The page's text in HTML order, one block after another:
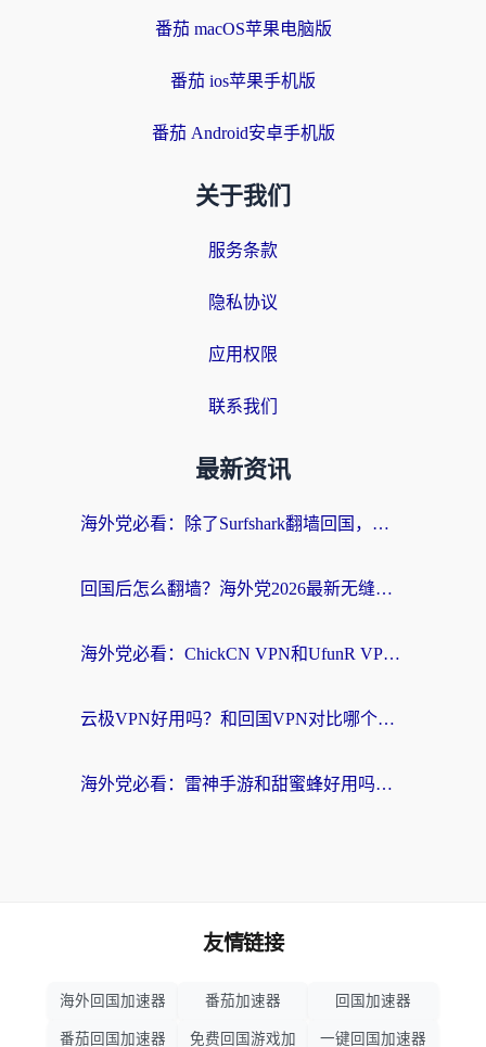
番茄 macOS苹果电脑版
番茄 ios苹果手机版
番茄 Android安卓手机版
关于我们
服务条款
隐私协议
应用权限
联系我们
最新资讯
海外党必看：除了Surfshark翻墙回国，这些加速器选择技巧你真的懂吗？
回国后怎么翻墙？海外党2026最新无缝访问国内资源全攻略（附对比实测）
海外党必看：ChickCN VPN和UfunR VPN对比哪个回国效果更好？附实用选择指南
云极VPN好用吗？和回国VPN对比哪个回国效果更好？海外党亲测避坑指南
海外党必看：雷神手游和甜蜜蜂好用吗？3步选对回国加速器无缝刷国内资源
友情链接
海外回国加速器 番茄加速器 回国加速器
番茄回国加速器 免费回国游戏加 一键回国加速器